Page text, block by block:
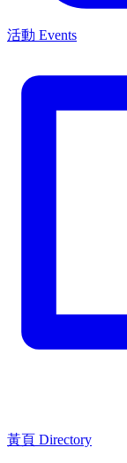
活動 Events
黃頁 Directory